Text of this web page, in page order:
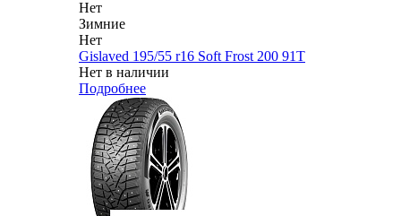
Нет
Зимние
Нет
Gislaved 195/55 r16 Soft Frost 200 91T
Нет в наличии
Подробнее